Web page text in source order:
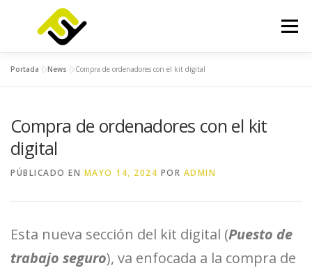
contenido
Menú
FOCUSLAB KIT DIGITAL KIT CONSULTING
Portada »News »Compra de ordenadores con el kit digital
Compra de ordenadores con el kit
digital
PÚBLICADO EN MAYO 14, 2024 POR ADMIN
Esta nueva sección del kit digital (Puesto de
trabajo seguro), va enfocada a la compra de